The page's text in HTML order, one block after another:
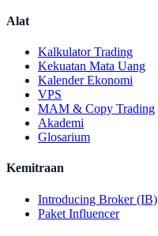
Alat
Kalkulator Trading
Kekuatan Mata Uang
Kalender Ekonomi
VPS
MAM & Copy Trading
Akademi
Glosarium
Kemitraan
Introducing Broker (IB)
Paket Influencer